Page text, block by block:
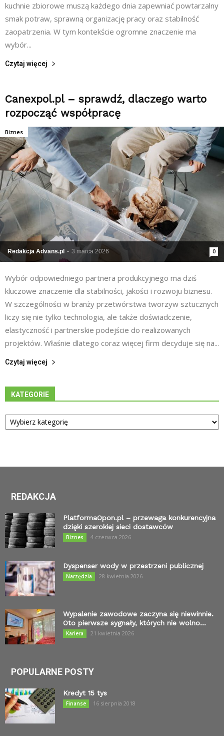
kuchnie zbiorowe muszą każdego dnia zapewniać powtarzalny
smak potraw, sprawną organizację pracy oraz stabilność
zaopatrzenia. W tym kontekście ogromne znaczenie ma
wybór...
Czytaj więcej
Canexpol.pl – sprawdź, dlaczego warto
rozpocząć współpracę
Redakcja Advans.pl - 3 marca 2026 0
Biznes
Wybór odpowiedniego partnera produkcyjnego ma dziś
kluczowe znaczenie dla stabilności, jakości i rozwoju biznesu.
W szczególności w branży przetwórstwa tworzyw sztucznych
liczy się nie tylko technologia, ale także doświadczenie,
elastyczność i partnerskie podejście do realizowanych
projektów. Właśnie dlatego coraz więcej firm decyduje się na...
Czytaj więcej
KATEGORIE
Kategorie
REDAKCJA
PlatformaOpon.pl – przewaga konkurencyjna
dzięki szerokiej sieci dostawców
Biznes 4 czerwca 2026
Dyspenser wody w przestrzeni publicznej
Narzędzia 28 kwietnia 2026
Wypalenie zawodowe zaczyna się niewinnie.
Oto pierwsze sygnały, których nie wolno...
Kariera 21 kwietnia 2026
POPULARNE POSTY
Kredyt 15 tys
Finanse 16 sierpnia 2018